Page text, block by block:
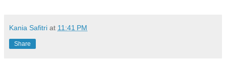
Kania Safitri at 11:41 PM
Share